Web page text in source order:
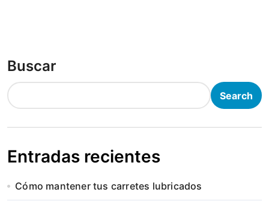
Buscar
Search
Entradas recientes
Cómo mantener tus carretes lubricados